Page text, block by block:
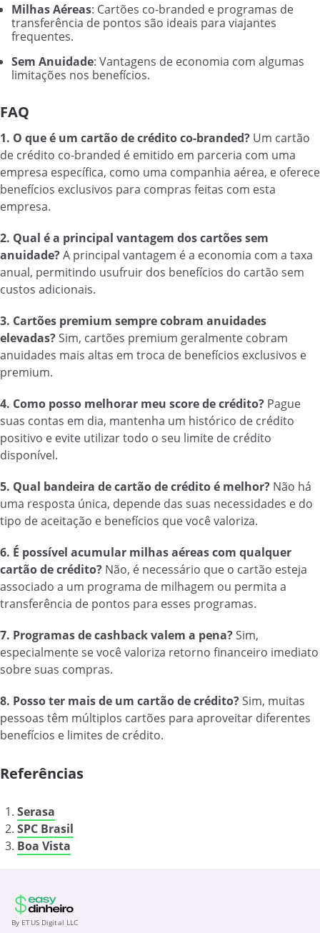
Milhas Aéreas: Cartões co-branded e programas de
transferência de pontos são ideais para viajantes
frequentes.
Sem Anuidade: Vantagens de economia com algumas
limitações nos benefícios.
FAQ
1. O que é um cartão de crédito co-branded? Um cartão
de crédito co-branded é emitido em parceria com uma
empresa específica, como uma companhia aérea, e oferece
benefícios exclusivos para compras feitas com esta
empresa.
2. Qual é a principal vantagem dos cartões sem
anuidade?A principal vantagem é a economia com a taxa
anual, permitindo usufruir dos benefícios do cartão sem
custos adicionais.
3. Cartões premium sempre cobram anuidades
elevadas?Sim, cartões premium geralmente cobram
anuidades mais altas em troca de benefícios exclusivos e
premium.
4. Como posso melhorar meu score de crédito? Pague
suas contas em dia, mantenha um histórico de crédito
positivo e evite utilizar todo o seu limite de crédito
disponível.
5. Qual bandeira de cartão de crédito é melhor? Não há
uma resposta única, depende das suas necessidades e do
tipo de aceitação e benefícios que você valoriza.
6. É possível acumular milhas aéreas com qualquer
cartão de crédito? Não, é necessário que o cartão esteja
associado a um programa de milhagem ou permita a
transferência de pontos para esses programas.
7. Programas de cashback valem a pena?Sim,
especialmente se você valoriza retorno financeiro imediato
sobre suas compras.
8. Posso ter mais de um cartão de crédito?Sim, muitas
pessoas têm múltiplos cartões para aproveitar diferentes
benefícios e limites de crédito.
Referências
Serasa
SPC Brasil
Boa Vista
By ETUS Digital LLC